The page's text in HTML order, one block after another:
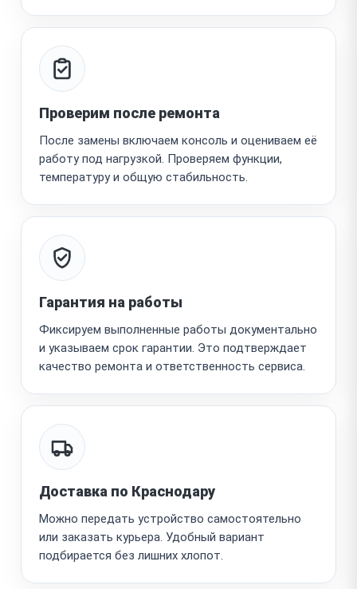
Проверим после ремонта
После замены включаем консоль и оцениваем её
работу под нагрузкой. Проверяем функции,
температуру и общую стабильность.
Гарантия на работы
Фиксируем выполненные работы документально
и указываем срок гарантии. Это подтверждает
качество ремонта и ответственность сервиса.
Доставка по Краснодару
Можно передать устройство самостоятельно
или заказать курьера. Удобный вариант
подбирается без лишних хлопот.